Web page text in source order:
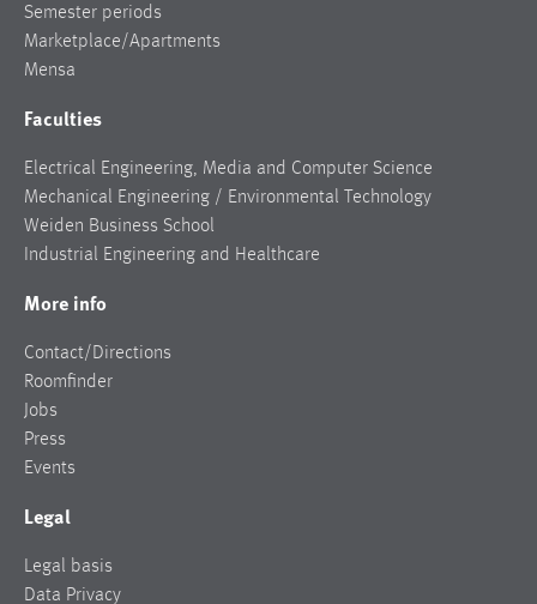
Semester periods
Marketplace/Apartments
Mensa
Faculties
Electrical Engineering, Media and Computer Science
Mechanical Engineering / Environmental Technology
Weiden Business School
Industrial Engineering and Healthcare
More info
Contact/Directions
Roomfinder
Jobs
Press
Events
Legal
Legal basis
Data Privacy